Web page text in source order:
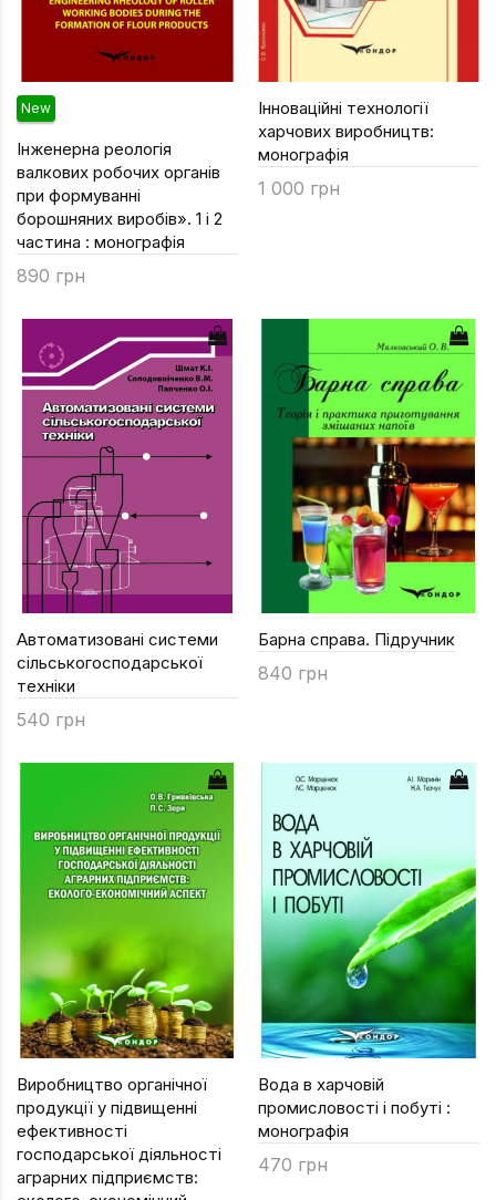
New
Інженерна реологія
валкових робочих органів
при формуванні
борошняних виробів». 1 і 2
частина : монографія
890 грн
Інноваційні технології
харчових виробництв:
монографія
1 000 грн
Автоматизовані системи
сільськогосподарської
техніки
540 грн
Барна справа. Підручник
840 грн
Виробництво органічної
продукції у підвищенні
ефективності
господарської діяльності
аграрних підприємств:
Вода в харчовій
промисловості і побуті :
монографія
470 грн